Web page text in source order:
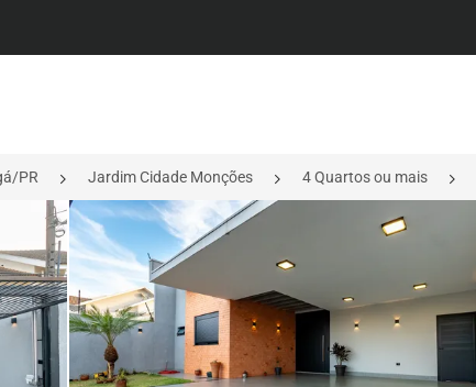
PR Jardim Cidade Monções 4 Quartos ou mais